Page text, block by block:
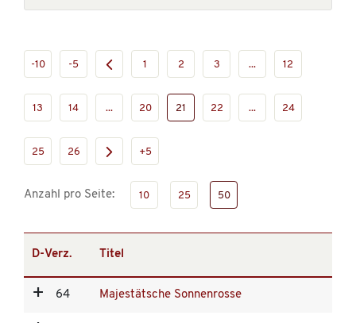
-10 -5 1 2 3 ... 12
13 14 ... 20 21 22 ... 24
25 26 +5
Anzahl pro Seite: 10 25 50
D-Verz. Titel
64 Majestätsche Sonnenrosse